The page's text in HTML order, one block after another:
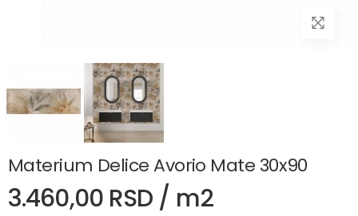
Materium Delice Avorio Mate 30x90
3.460,00 RSD / m2